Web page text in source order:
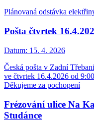
Plánovaná odstávka
Pošta čtvrtek
Datum: 15. 4. 2026
Česká pošta v Zadní
ve čtvrtek 16.4.2026 od
Děkujeme za pochopení
Frézování ulice Na
Studánce